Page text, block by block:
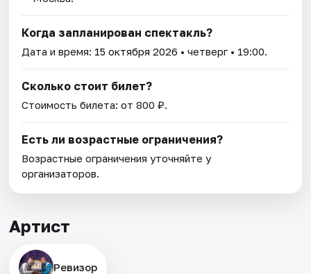
Когда запланирован спектакль?
Дата и время: 15 октября 2026 • четверг • 19:00.
Сколько стоит билет?
Стоимость билета: от 800 ₽.
Есть ли возрастные ограничения?
Возрастные ограничения уточняйте у
организаторов.
Артист
Ревизор